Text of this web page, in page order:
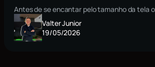
Antes de se encantar pelo tamanho da tela
Valter Junior
19/05/2026